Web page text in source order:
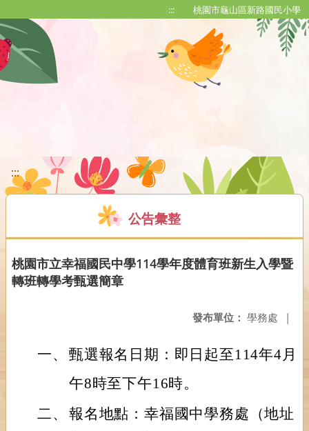
::: 桃園市龜山區新路國民小學
:::
公告彙整
桃園市立幸福國民中學114學年度體育班新生入學暨
轉班轉學考甄選簡章
發布單位： 學務處 |
一、 甄選報名日期：即日起至114年4月
午8時至下午16時。
二、 報名地點：幸福國中學務處（地址